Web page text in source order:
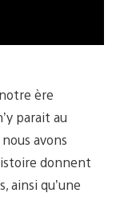
ère
parait au
avons
donnent
ainsi qu’une